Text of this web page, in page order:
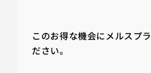
このお得な機会にメルスプ
ださい。